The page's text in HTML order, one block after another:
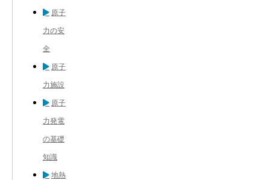
原子
力の安
全
原子
力施設
原子
力発電
の基礎
知識
地熱